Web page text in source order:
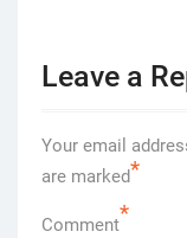
Leave a
Your email
are marked*
Comment*